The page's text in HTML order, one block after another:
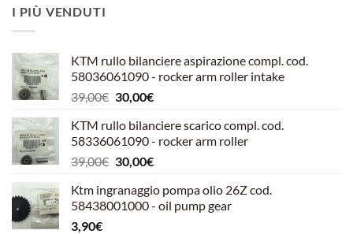
I PIÙ VENDUTI
KTM rullo bilanciere aspirazione compl. cod.
58036061090 - rocker arm roller intake
39,00€ Il
originale
era:
39,00€.
30,00€Il
attuale
è:
30,00€.
KTM rullo bilanciere scarico compl. cod.
58336061090 - rocker arm roller
39,00€ Il
originale
era:
30,00€Il
attuale
è:
Ktm ingranaggio pompa olio 26Z cod.
58438001000 - oil pump gear
3,90€